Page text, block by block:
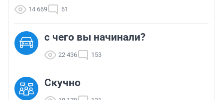
14 669 61
с чего вы начинали?
22 436 153
Скучно